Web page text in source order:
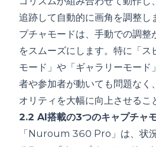
追跡して自動的に画角を調整し
プチャモードは、手動での調整
をスムーズにします。特に「ス
モード」や「ギャラリーモード
者や参加者が動いても問題なく
オリティを大幅に向上させるこ
2.2 AI搭載の3つのキャプチャ
「Nuroum 360 Pro」は、状